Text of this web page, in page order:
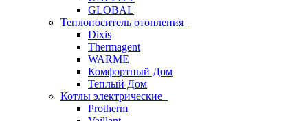
GLOBAL
Теплоноситель отопления
Dixis
Thermagent
WARME
Комфортный Дом
Теплый Дом
Котлы электрические
Protherm